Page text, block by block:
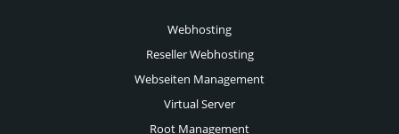
Webhosting
Reseller Webhosting
Webseiten Management
Virtual Server
Root Management